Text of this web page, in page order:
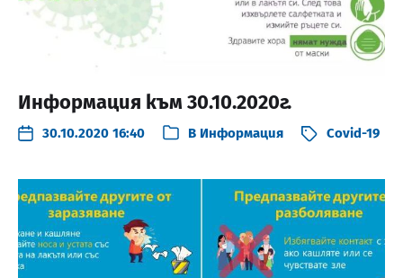
Информация към 30.10.2020г.
30.10.2020 16:40 В Информация Covid-19